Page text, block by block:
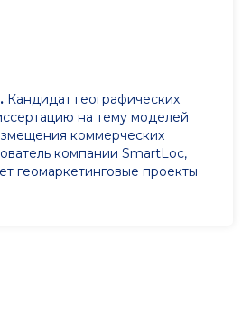
Кандидат географических
на тему моделей
коммерческих
компании SmartLoc,
геомаркетинговые проекты